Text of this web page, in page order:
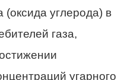
(оксида углерода) в
газа,
угарного